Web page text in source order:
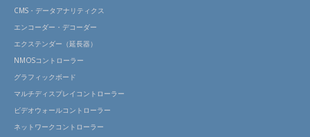
CMS・データアナリティクス
エンコーダー・デコーダー
エクステンダー（延長器）
NMOSコントローラー
グラフィックボード
マルチディスプレイコントローラー
ビデオウォールコントローラー
ネットワークコントローラー